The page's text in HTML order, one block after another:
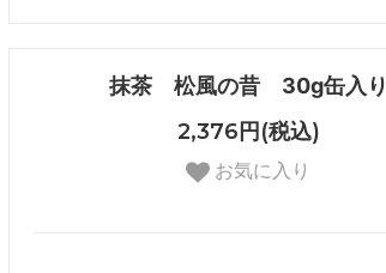
抹茶 松風の昔 30g缶入り
2,376円(税込)
お気に入り